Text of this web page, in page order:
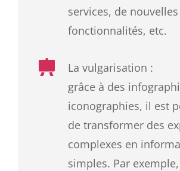
services, de nouvelles
fonctionnalités, etc.
La vulgarisation :
grâce à des
iconographies, il est
de transformer des
complexes en
simples. Par